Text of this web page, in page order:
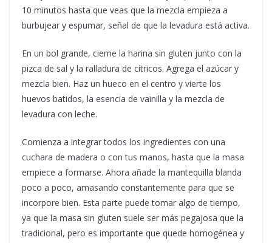
10 minutos hasta que veas que la mezcla empieza a
burbujear y espumar, señal de que la levadura está activa.
En un bol grande, cierne la harina sin gluten junto con la
pizca de sal y la ralladura de cítricos. Agrega el azúcar y
mezcla bien. Haz un hueco en el centro y vierte los
huevos batidos, la esencia de vainilla y la mezcla de
levadura con leche.
Comienza a integrar todos los ingredientes con una
cuchara de madera o con tus manos, hasta que la masa
empiece a formarse. Ahora añade la mantequilla blanda
poco a poco, amasando constantemente para que se
incorpore bien. Esta parte puede tomar algo de tiempo,
ya que la masa sin gluten suele ser más pegajosa que la
tradicional, pero es importante que quede homogénea y